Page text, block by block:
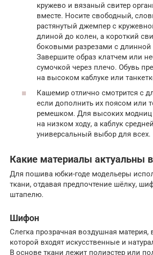
кружево и вязаный свитер
вместе. Носите свободный,
растянутый джемпер с
длиной до колен, а короткий
боковыми разрезами с длинной
Завершите образ клатчем или
сумочкой через плечо. Обувь
на высоком каблуке или
Кашемир отлично смотрится с
если дополнить их поясом или
ремешком. Для высоких модниц
на низком ходу, а каблук
универсальный выбор для всех.
Какие материалы актуальны
Для пошива юбки-годе модельеры
ткани, отдавая предпочтение шёлку,
штапелю.
Шифон
Слегка прозрачная воздушная материя,
которой входят искусственные и
В основе ткани лежит полиэстер или